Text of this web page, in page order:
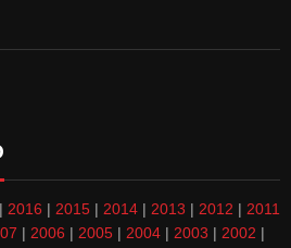
| 2016 | 2015| 2014| 2013 | 2012 | 2011
| 2006 | 2005 | 2004 | 2003 | 2002 |